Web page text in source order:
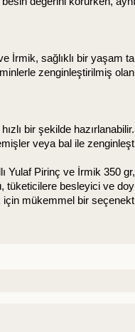
İrmik, sağlıklı bir
zenginleştirilmiş
bir şekilde
veya bal ile
Yulaf Pirinç ve İrmik 350
tüketicilere besleyici ve
mükemmel bir